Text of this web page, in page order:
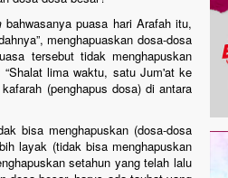
bahwasanya puasa hari Arafah itu,
menghapuaskan dosa-dosa
tersebut tidak menghapuskan
“Shalat lima waktu, satu Jum'at ke
(penghapus dosa) di antara
bisa menghapuskan (dosa-dosa
layak (tidak bisa menghapuskan
setahun yang telah lalu